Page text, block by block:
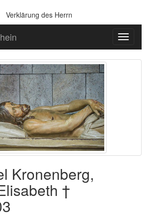
Verklärung des Herrn
Toggle
Kronenberg,
†